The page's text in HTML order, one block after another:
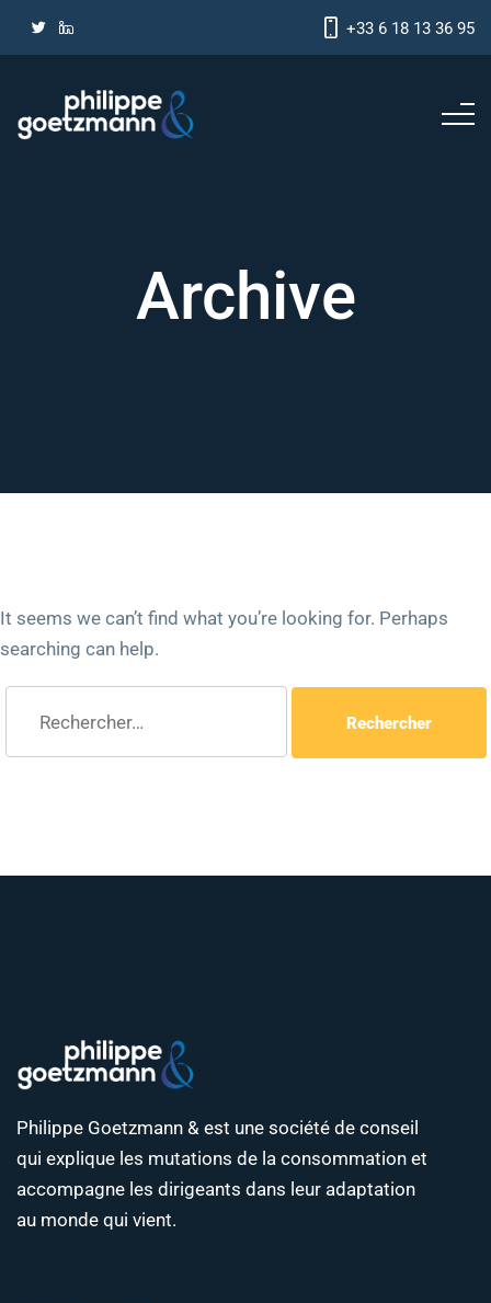
+33 6 18 13 36 95
Archive
It seems we can’t find what you’re looking for. Perhaps
searching can help.
Philippe Goetzmann & est une société de conseil
qui explique les mutations de la consommation et
accompagne les dirigeants dans leur adaptation
au monde qui vient.